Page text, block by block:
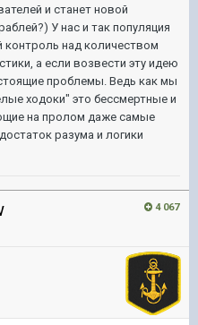
и станет новой
У нас и так популяция
контроль над количеством
а если возвести эту идею
проблемы. Ведь как мы
ходоки" это бессмертные и
на пролом даже самые
разума и логики
4 067